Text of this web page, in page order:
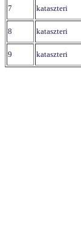
7 kataszteri
8 kataszteri
9 kataszteri